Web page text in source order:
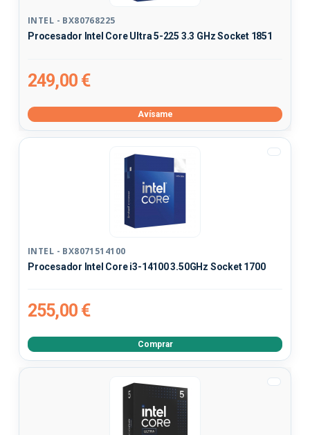
INTEL - BX80768225
Procesador Intel Core Ultra 5-225 3.3 GHz Socket 1851
249,00 €
Avísame
INTEL - BX8071514100
Procesador Intel Core i3-14100 3.50GHz Socket 1700
255,00 €
Comprar